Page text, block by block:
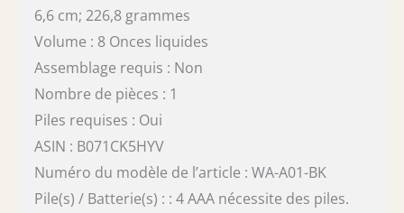
6,6 cm; 226,8 grammes
Volume : 8 Onces liquides
Assemblage requis : Non
Nombre de pièces : 1
Piles requises : Oui
ASIN : B071CK5HYV
Numéro du modèle de l’article : WA-A01-BK
Pile(s) / Batterie(s) : : 4 AAA nécessite des piles.